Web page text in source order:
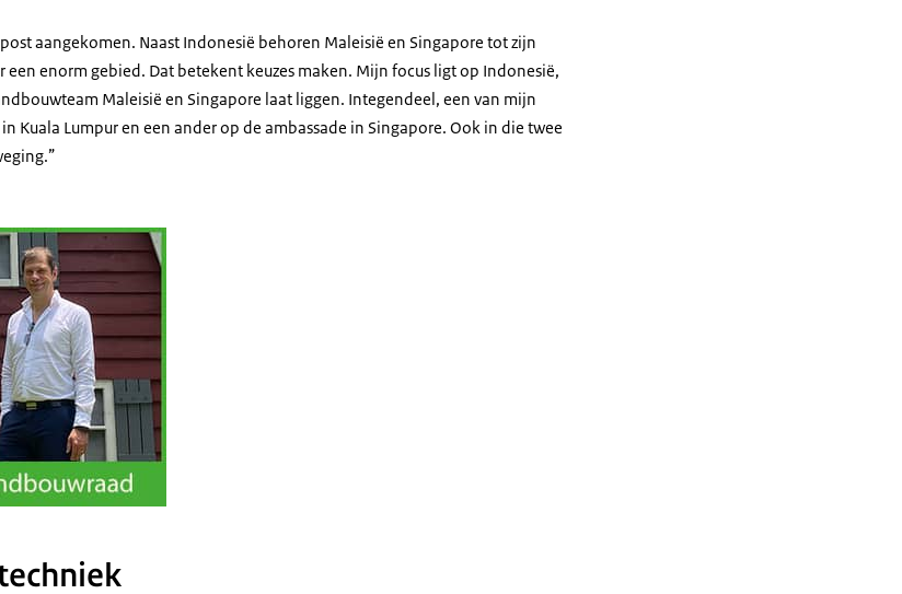
aangekomen. Naast Indonesië behoren Maleisië en Singapore tot zijn
enorm gebied. Dat betekent keuzes maken. Mijn focus ligt op Indonesië,
Maleisië en Singapore laat liggen. Integendeel, een van mijn
Kuala Lumpur en een ander op de ambassade in Singapore. Ook in die twee